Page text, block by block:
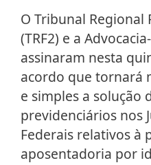
O Tribunal Regional
(TRF2) e a
assinaram nesta
acordo que tornará
e simples a solução
previdenciários nos
Federais relativos à
aposentadoria por